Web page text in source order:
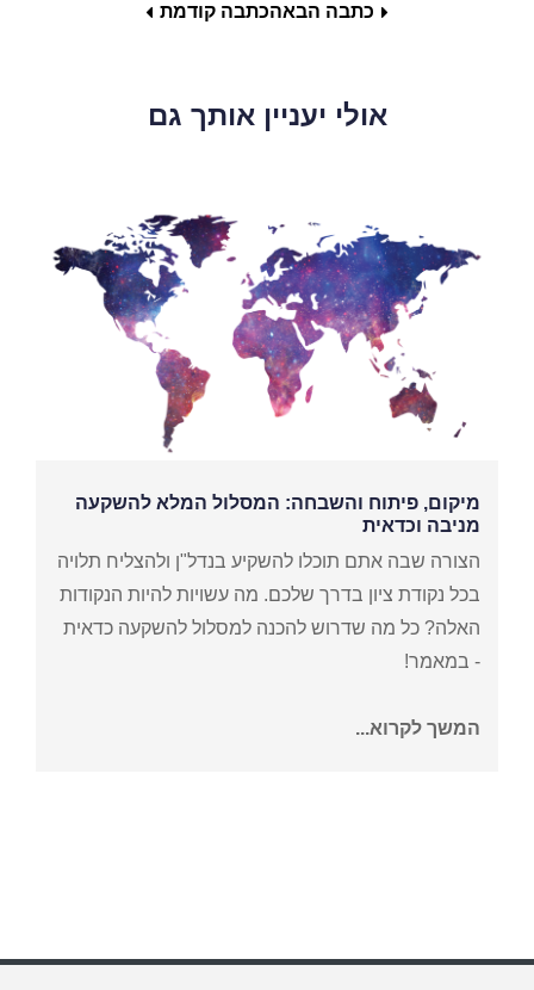
כתבה הבאהכתבה קודמת
אולי יעניין אותך גם
מיקום, פיתוח והשבחה: המסלול המלא להשקעה
מניבה וכדאית
הצורה שבה אתם תוכלו להשקיע בנדל"ן ולהצליח תלויה
בכל נקודת ציון בדרך שלכם. מה עשויות להיות הנקודות
האלה? כל מה שדרוש להכנה למסלול להשקעה כדאית
- במאמר!
המשך לקרוא...